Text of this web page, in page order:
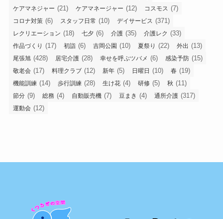
ケアマネジャー (21) ケアマネージャー (12) コスモス (7)
コロナ対策 (6) スタッフ日常 (10) デイサービス (371)
レクリエーション (18) 七夕 (6) 介護 (35) 介護レク (33)
作品づくり (17) 初詣 (6) 吉岡公園 (10) 夏祭り (22) 外出 (13)
尾張旭 (428) 居宅介護 (28) 幸せを呼ぶツバメ (6) 感染予防 (15)
敬老会 (17) 料理クラブ (12) 新年 (5) 日曜日 (10) 春 (19)
機能訓練 (14) 歩行訓練 (28) 生け花 (4) 研修 (5) 秋 (11)
節分 (9) 総務 (4) 自動販売機 (7) 豆まき (4) 通所介護 (317)
運動会 (12)